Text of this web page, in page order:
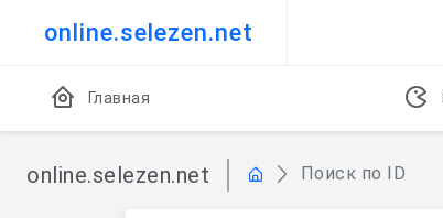
online.selezen.net
Главная
online.selezen.net Поиск по ID